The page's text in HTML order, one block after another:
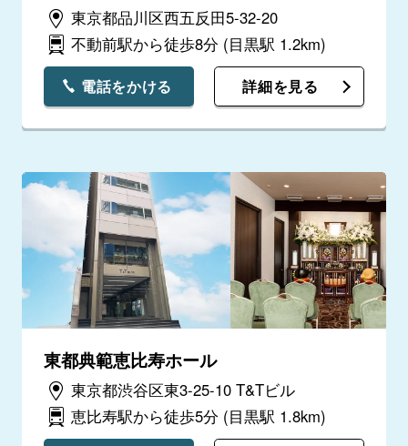
東京都品川区西五反田5-32-20
不動前駅から徒歩8分 (目黒駅 1.2km)
電話をかける 詳細を見る
東都典範恵比寿ホール
東京都渋谷区東3-25-10 T&Tビル
恵比寿駅から徒歩5分 (目黒駅 1.8km)